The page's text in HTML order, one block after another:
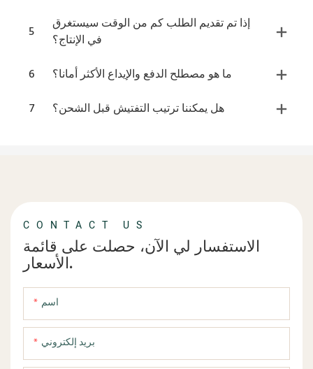
5
إذا تم تقديم الطلب كم من الوقت سيستغرق
في الإنتاج؟
6
ما هو مصطلح الدفع والإيداع الأكثر أمانا؟
7
هل يمكننا ترتيب التفتيش قبل الشحن؟
CONTACT US
الاستفسار لي الآن، حصلت على قائمة
الأسعار.
اسم
بريد إلكتروني